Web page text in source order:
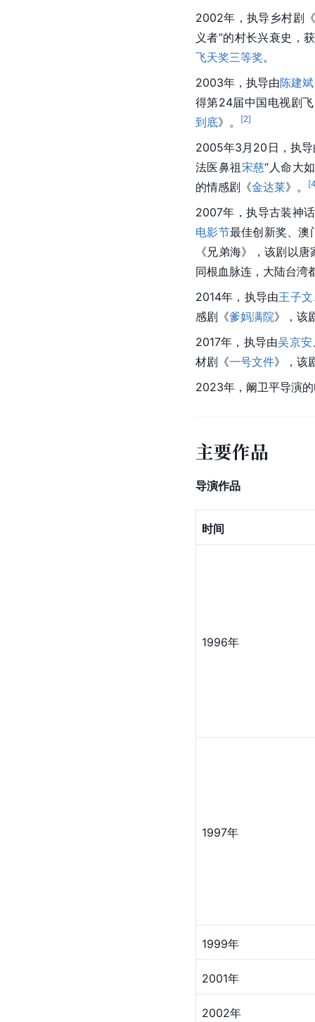
2002年，执导乡村剧
义者”的村长兴衰史，
飞天奖三等奖。
2003年，执导由陈建斌
得第24届中国电视剧
到底》。 [2]
2005年3月20日，执
法医鼻祖宋慈“人命大
的情感剧《金达莱》。 [
2007年，执导古装神
电影节最佳创新奖、澳
《 兄弟海》，该剧以唐
同根血脉连，大陆台湾
2014年，执导由王子文
感剧《爹妈满院》，该
2017年，执导由吴京安
材剧《一号文件》，该
2023年，阚卫平导演
主要作品
导演作品
时间
1996年
1997年
1999年
2001年
2002年